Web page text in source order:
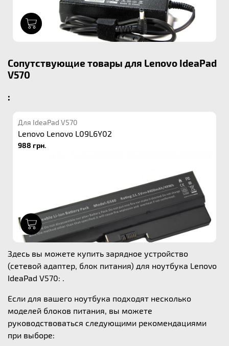
Сопутствующие товары для Lenovo IdeaPad
V570
:
Для IdeaPad V570
Lenovo Lenovo L09L6Y02
988 грн.
Здесь вы можете купить зарядное устройство
(сетевой адаптер, блок питания) для ноутбука Lenovo
IdeaPad V570: .
Если для вашего ноутбука подходят несколько
моделей блоков питания, вы можете
руководствоваться следующими рекомендациями
при выборе: